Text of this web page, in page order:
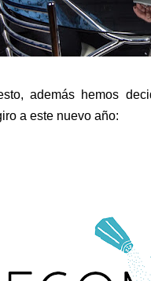
además hemos
a este nuevo año: